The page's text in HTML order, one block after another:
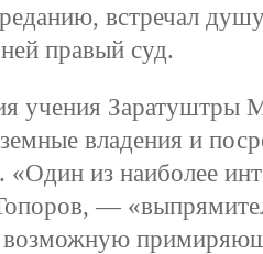
встречал
правый суд.
учения Заратуштры
владения и
«Один из наиболее
—
возможную